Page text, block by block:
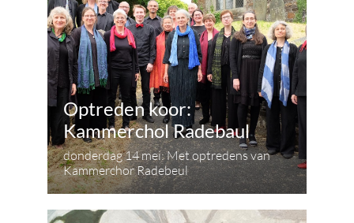
Optreden koor:
Kammerchol Radebaul
donderdag 14 mei: Met optredens van
Kammerchor Radebeul